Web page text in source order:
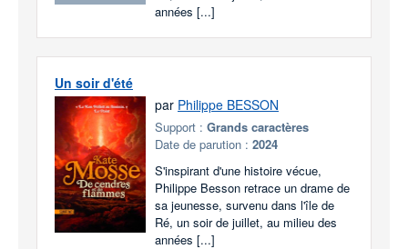
années [...]
Un soir d'été
par Philippe BESSON
Support : Grands caractères
Date de parution : 2024
S'inspirant d'une histoire vécue,
Philippe Besson retrace un drame de
sa jeunesse, survenu dans l'île de
Ré, un soir de juillet, au milieu des
années [...]